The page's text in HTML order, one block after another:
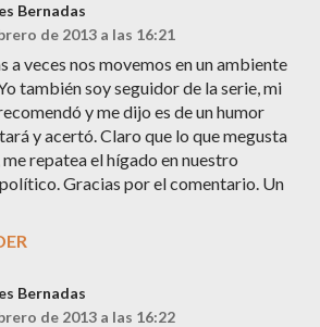
Bernadas
de 2013 a las 16:21
a veces nos movemos en un ambiente
también soy seguidor de la serie, mi
y me dijo es de un humor
y acertó. Claro que lo que megusta
me repatea el hígado en nuestro
Gracias por el comentario. Un
Bernadas
de 2013 a las 16:22